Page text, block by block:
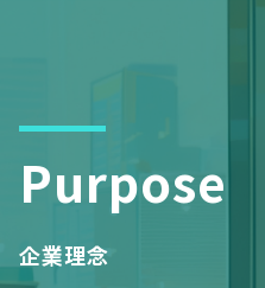
Purpose
企業理念